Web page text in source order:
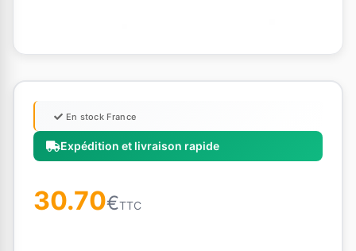
Expédition et livraison rapide
En stock France
30.70€TTC